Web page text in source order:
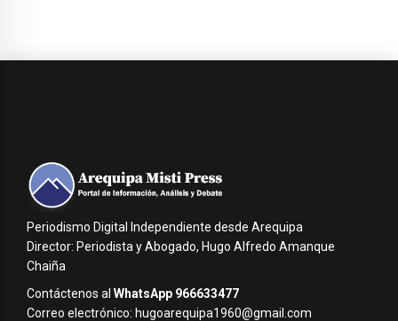
Periodismo Digital Independiente desde Arequipa
Director: Periodista y Abogado, Hugo Alfredo Amanque
Chaiña
Contáctenos al WhatsApp 966633477
Correo electrónico: hugoarequipa1960@gmail.com